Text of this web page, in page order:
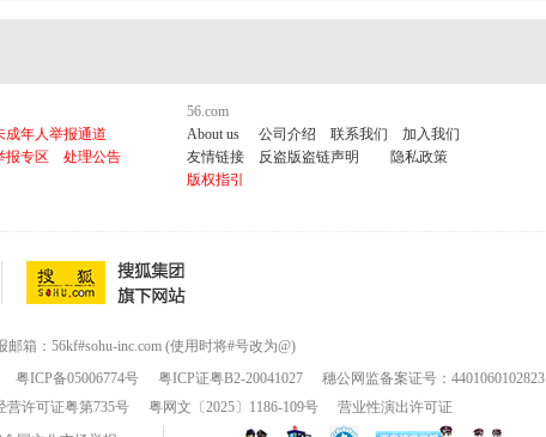
成年人举报通道
报专区
处理公告
56.com
About us
公司介绍 联系我们
加入我们
友情链接
反盗版盗链声明
隐私政策
版权指引
邮箱：56kf#sohu-inc.com (使用时将#号改为@)
粤ICP备05006774号 粤ICP证粤B2-20041027
穗公网监备案证号：4401060102823
营许可证粤第735号 粤网文〔2025〕1186-109号
营业性演出许可证